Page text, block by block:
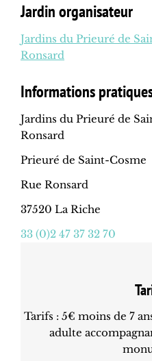
Jardin organisateur
Jardins du Prieuré de
Ronsard
Informations
Jardins du Prieuré de
Ronsard
Prieuré de Saint-Cosme
Rue Ronsard
37520 La Riche
33 (0)2 47 37 32 70
Tarifs : 5€ moins de 7
adulte